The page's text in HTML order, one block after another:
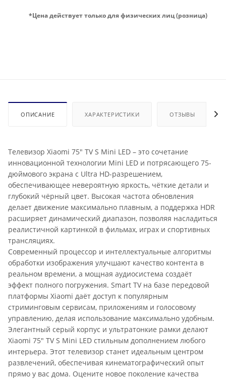
*Цена действует только для физических лиц (розница)
ОПИСАНИЕ ХАРАКТЕРИСТИКИ ОТЗЫВЫ
Телевизор Xiaomi 75" TV S Mini LED – это сочетание
инновационной технологии Mini LED и потрясающего 75-
дюймового экрана с Ultra HD-разрешением,
обеспечивающее невероятную яркость, чёткие детали и
глубокий чёрный цвет. Высокая частота обновления
делает движение максимально плавным, а поддержка HDR
расширяет динамический диапазон, позволяя насладиться
реалистичной картинкой в фильмах, играх и спортивных
трансляциях.
Современный процессор и интеллектуальные алгоритмы
обработки изображения улучшают качество контента в
реальном времени, а мощная аудиосистема создаёт
эффект полного погружения. Smart TV на базе передовой
платформы Xiaomi даёт доступ к популярным
стриминговым сервисам, приложениям и голосовому
управлению, делая использование максимально удобным.
Элегантный серый корпус и ультратонкие рамки делают
Xiaomi 75" TV S Mini LED стильным дополнением любого
интерьера. Этот телевизор станет идеальным центром
развлечений, обеспечивая кинематографический опыт
прямо у вас дома. Оцените новое поколение качества